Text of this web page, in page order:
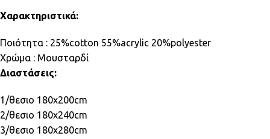
Χαρακτηριστικά:
Ποιότητα : 25%cotton 55%acrylic 20%polyester
Χρώμα : Μουσταρδί
Διαστάσεις:
1/θεσιο 180x200cm
2/θεσιο 180x240cm
3/θεσιο 180x280cm